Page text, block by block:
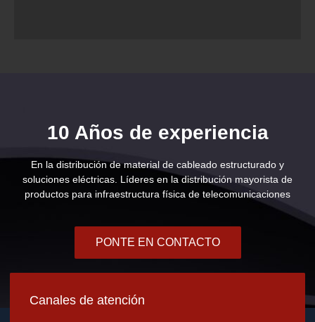
10 Años de experiencia
En la distribución de material de cableado estructurado y
soluciones eléctricas. Líderes en la distribución mayorista de
productos para infraestructura física de telecomunicaciones
PONTE EN CONTACTO
Canales de atención